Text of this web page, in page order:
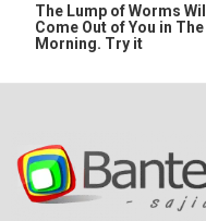
The Lump of Worms Will
Come Out of You in The
Morning. Try it